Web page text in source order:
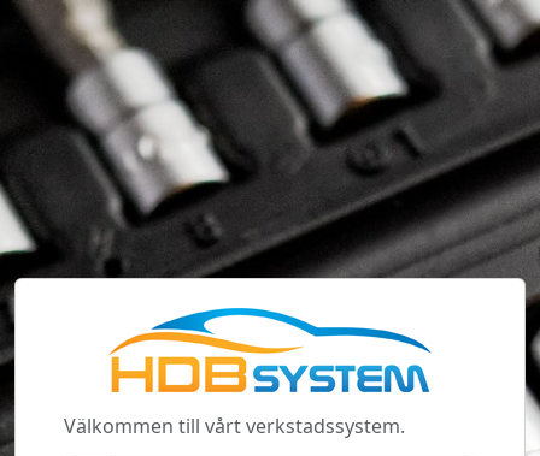
Välkommen till vårt verkstadssystem.